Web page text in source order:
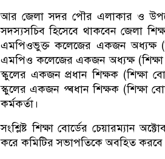
আর জেলা সদর পৌর এলাকার ও
সদস্যসচিব হিসেবে থাকবেন জেলা
এমপিওভুক্ত কলেজের একজন অধ্যক্ষ
এমপিও কলেজের একজন অধ্যক্ষ
স্কুলের একজন প্রধান শিক্ষক (শিক্ষা
স্কুলের একজন প্ৰধান শিক্ষক (শিক্ষা
কর্মকর্তা।
সংশ্লিষ্ট শিক্ষা বোর্ডের চেয়ারম্যান
করে কমিটির সভাপতিকে অবহিত